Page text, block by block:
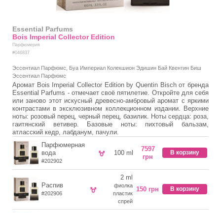
Essential Parfums
Bois Imperial Collector Edition
Парфюмерия
#046837
Эссентиал Парфюмс, Буа Империал Колекшион Эдишин Бай Квентин Биш
Эссентиал Парфюмс
Аромат Bois Imperial Collector Edition by Quentin Bisch от бренда
Essential Parfums - отмечает своё пятилетие. Откройте для себя
или заново этот искусный древесно-амбровый аромат с яркими
контрастами в эксклюзивном коллекционном издании. Верхние
ноты: розовый перец, черный перец, базилик. Ноты сердца: роза,
гаитянский ветивер. Базовые ноты: пихтовый бальзам,
атласский кедр, лабданум, пачули.
Парфюмерная
вода
#202902
100 ml
7597
грн
В корзину
Распив
#202906
2 ml
фиолка
пластик
спрей
150 грн В корзину